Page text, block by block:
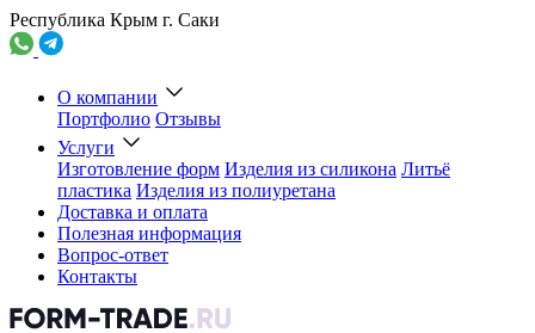
Республика Крым г. Саки
О компании
Портфолио Отзывы
Услуги
Изготовление форм Изделия из силикона Литьё
пластика Изделия из полиуретана
Доставка и оплата
Полезная информация
Вопрос-ответ
Контакты